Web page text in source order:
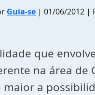
Guia-se | 01/06/2012 |
que
na área
a